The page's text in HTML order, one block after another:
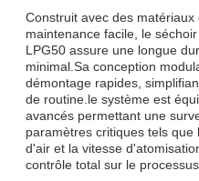
Construit avec des
maintenance facile, le
LPG50 assure une longue
minimal.Sa conception
démontage rapides,
de routine.le système est
avancés permettant une
paramètres critiques tels
d'air et la vitesse
contrôle total sur le